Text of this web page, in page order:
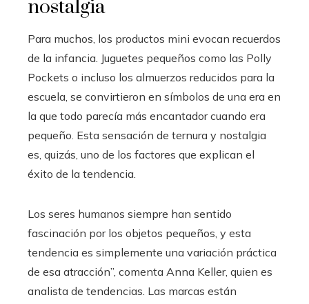
nostalgia
Para muchos, los productos mini evocan recuerdos
de la infancia. Juguetes pequeños como las Polly
Pockets o incluso los almuerzos reducidos para la
escuela, se convirtieron en símbolos de una era en
la que todo parecía más encantador cuando era
pequeño. Esta sensación de ternura y nostalgia
es, quizás, uno de los factores que explican el
éxito de la tendencia.
Los seres humanos siempre han sentido
fascinación por los objetos pequeños, y esta
tendencia es simplemente una variación práctica
de esa atracción”, comenta Anna Keller, quien es
analista de tendencias. Las marcas están